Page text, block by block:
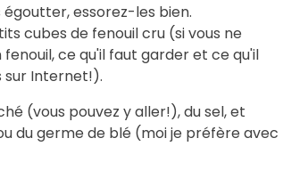
essorez-les bien.
cubes de fenouil cru (si vous ne
ce qu'il faut garder et ce qu'il
sur Internet!).
(vous pouvez y aller!), du sel, et
du germe de blé (moi je préfère avec